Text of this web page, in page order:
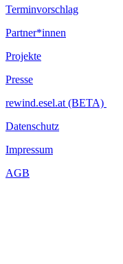
Terminvorschlag
Partner*innen
Projekte
Presse
rewind.esel.at (BETA)
Datenschutz
Impressum
AGB